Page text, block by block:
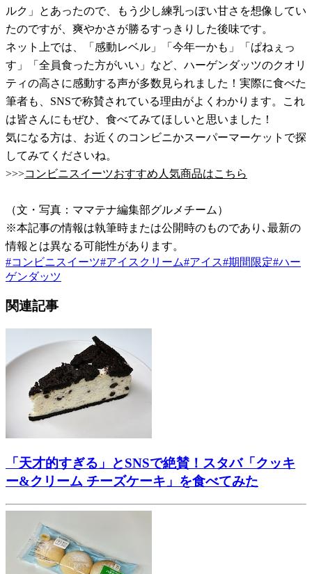
ルク」とあったので、もう少し練乳っぽい甘さを想像してい
たのですが、爽やかさが勝るすっきりした後味です。
ネット上では、「感動レベル」「今年一かも」「ぱねぇっ
す」「全員食った方がいい」など、ハーゲンダッツのクオリ
ティの高さに感動する声が多数見られました！実際に食べた
筆者も、SNSで称賛されている理由がよくわかります。これ
は皆さんにもぜひ、食べてみてほしいと思いました！
気になる方は、お近くのコンビニかスーパーマーケットで探
してみてくださいね。
>>>コンビニスイーツおすすめ人気商品はこちら
（文・写真：ママテナ編集部グルメチーム）
※本記事の情報は執筆時または公開時のものであり､最新の
情報とは異なる可能性があります。
#コンビニスイーツ#アイスクリーム#アイス#期間限定#ハー
ゲンダッツ
関連記事
「天才的すぎる」とSNSで絶賛！スタバ「クッキ
ー&クリーム チーズケーキ」を食べてみた